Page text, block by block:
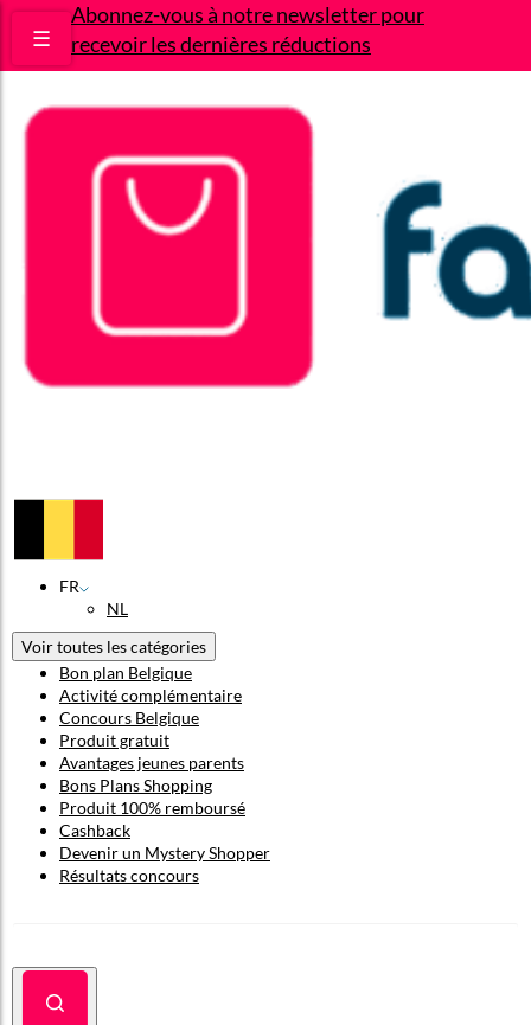
Abonnez-vous à notre newsletter pour
recevoir les dernières réductions
☰
FR
NL
Voir toutes les catégories
Bon plan Belgique
Activité complémentaire
Concours Belgique
Produit gratuit
Avantages jeunes parents
Bons Plans Shopping
Produit 100% remboursé
Cashback
Devenir un Mystery Shopper
Résultats concours